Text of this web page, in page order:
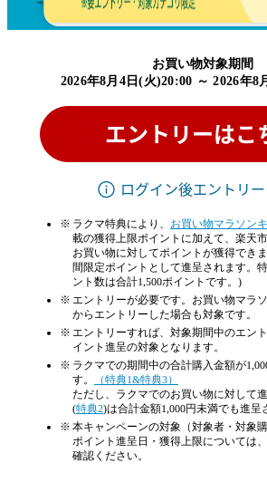
お買い物対象期間
2026年8月4日(火)20:00 ～2026年8
エントリーはこ
ログイン後エントリ
ラクマ特典により、 お買い物マラソン
載の獲得上限ポイントに加えて、楽天
お買い物に対してポイントが獲得でき
間限定ポイントとして進呈されます。
ント数は合計1,500ポイントです。)
エントリーが必要です。お買い物マラ
からエントリーした場合も対象です。
エントリーすれば、対象期間中のエン
イント進呈の対象となります。
ラクマでの期間中の合計購入金額が
す。 （特典1&特典3）
ただし、ラクマでのお買い物に対して
(特典2)は合計金額1,000円未満でも進呈
本キャンペーンの対象（対象者・対象
ポイント進呈日・獲得上限については、
確認ください。